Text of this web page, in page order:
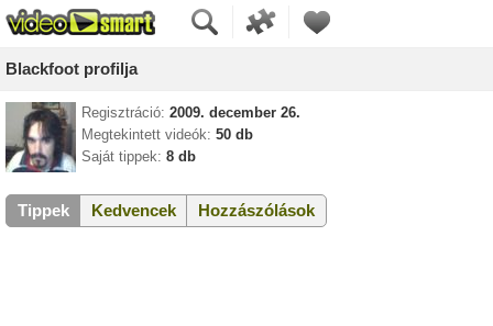
Blackfoot profilja
Regisztráció: 2009. december 26.
Megtekintett videók: 50 db
Saját tippek: 8 db
Tippek Kedvencek Hozzászólások